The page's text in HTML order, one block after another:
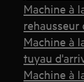
Machine à
rehausseur
Machine à
tuyau
Machine à